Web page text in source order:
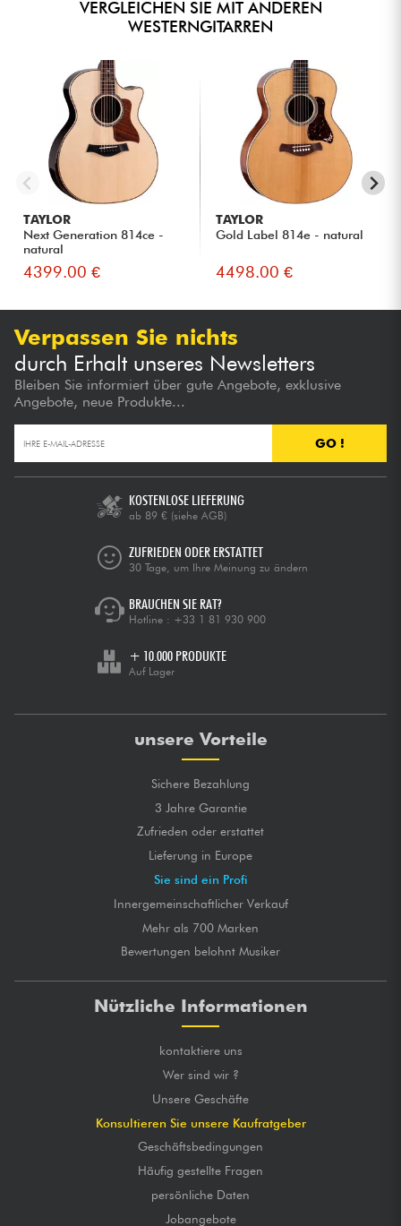
VERGLEICHEN SIE MIT ANDEREN
WESTERNGITARREN
TAYLOR
Next Generation 814ce -
natural
4399.00 €
TAYLOR
Gold Label 814e - natural
4498.00 €
Verpassen Sie nichts
durch Erhalt unseres Newsletters
Bleiben Sie informiert über gute Angebote, exklusive
Angebote, neue Produkte...
GO !
KOSTENLOSE LIEFERUNG
ab 89 € (siehe AGB)
ZUFRIEDEN ODER ERSTATTET
30 Tage, um Ihre Meinung zu ändern
BRAUCHEN SIE RAT?
Hotline : +33 1 81 930 900
+ 10.000 PRODUKTE
Auf Lager
unsere Vorteile
Sichere Bezahlung
3 Jahre Garantie
Zufrieden oder erstattet
Lieferung in Europe
Sie sind ein Profi
Innergemeinschaftlicher Verkauf
Mehr als 700 Marken
Bewertungen belohnt Musiker
Nützliche Informationen
kontaktiere uns
Wer sind wir ?
Unsere Geschäfte
Konsultieren Sie unsere Kaufratgeber
Geschäftsbedingungen
Häufig gestellte Fragen
persönliche Daten
Jobangebote